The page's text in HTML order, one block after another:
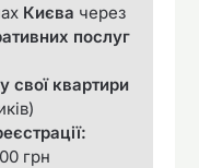
Києва через
послуг
свої квартири
грн